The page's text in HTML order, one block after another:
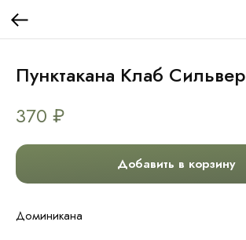
Пунктакана Клаб Сильвер
370 ₽
Добавить в корзину
Доминикана